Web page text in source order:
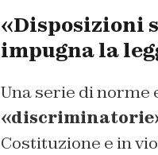
«Disposizioni
impugna la
Una serie di norme
Costituzione e in